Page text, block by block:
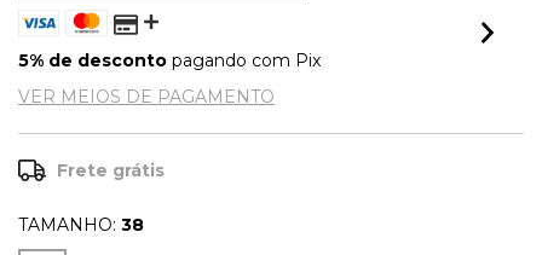
5% de desconto pagando com Pix
VER MEIOS DE PAGAMENTO
Frete grátis
TAMANHO: 38